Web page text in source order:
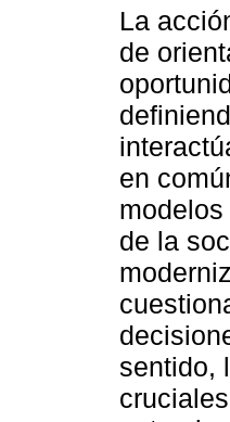
La
de
en
de la
sentido,